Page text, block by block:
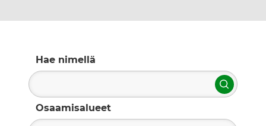
Hae nimellä
Hae
Osaamisalueet